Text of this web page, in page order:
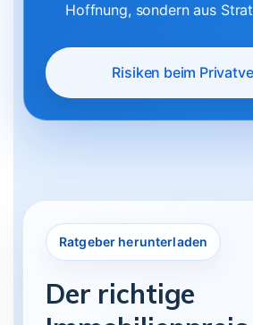
Hoffnung, sondern aus
Risiken beim
Ratgeber herunterladen
Der richtige